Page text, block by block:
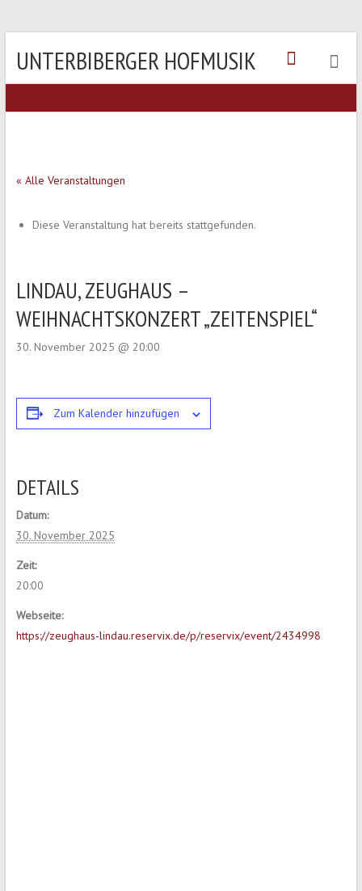
UNTERBIBERGER HOFMUSIK
« Alle Veranstaltungen
Diese Veranstaltung hat bereits stattgefunden.
LINDAU, ZEUGHAUS –
WEIHNACHTSKONZERT „ZEITENSPIEL“
30. November 2025 @ 20:00
Zum Kalender hinzufügen
DETAILS
Datum:
30. November 2025
Zeit:
20:00
Webseite:
https://zeughaus-lindau.reservix.de/p/reservix/event/2434998